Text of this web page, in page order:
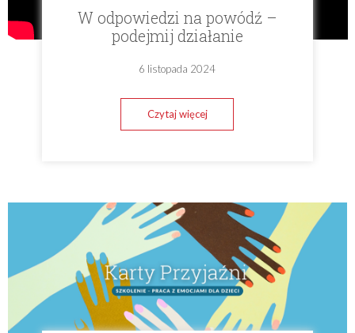
W odpowiedzi na powódź –
podejmij działanie
6 listopada 2024
Czytaj więcej